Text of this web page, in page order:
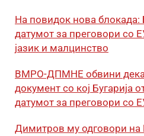
На повидок нова блокада:
датумот за преговори со
јазик и малцинство
ВМРО-ДПМНЕ обвини дека
документ со кој Бугарија
датумот за преговори со
Димитров му одговори на